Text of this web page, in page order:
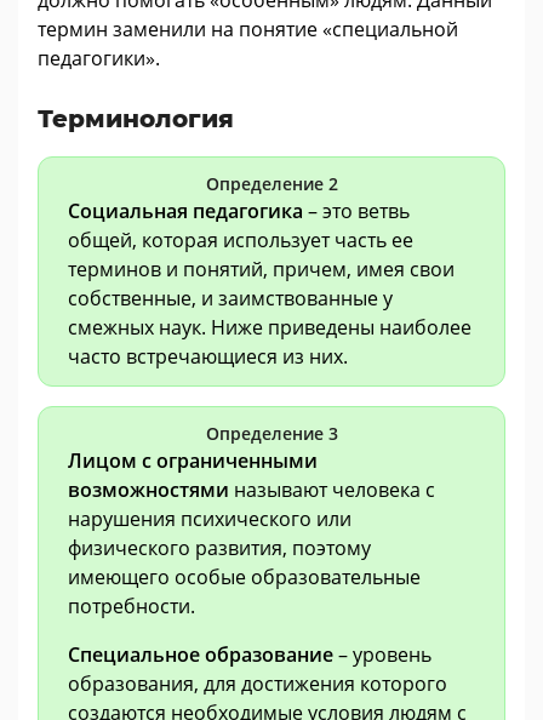
термин заменили на понятие «специальной
педагогики».
Терминология
Определение 2
Социальная педагогика – это ветвь
общей, которая использует часть ее
терминов и понятий, причем, имея свои
собственные, и заимствованные у
смежных наук. Ниже приведены наиболее
часто встречающиеся из них.
Определение 3
Лицом с ограниченными
возможностями называют человека с
нарушения психического или
физического развития, поэтому
имеющего особые образовательные
потребности.
Специальное образование– уровень
образования, для достижения которого
создаются необходимые условия людям с